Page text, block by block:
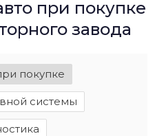
при покупке
завода
покупке
системы